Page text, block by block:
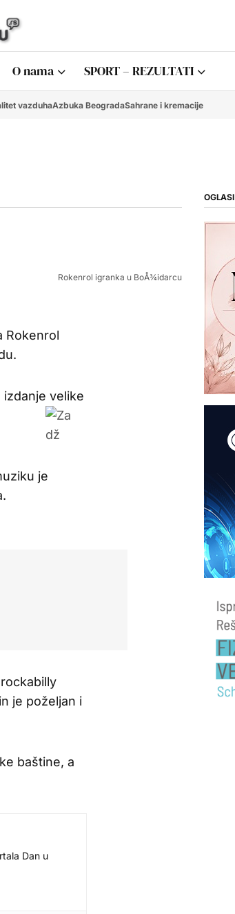
O nama SPORT – REZULTATI
vazduhaAzbuka BeogradaSahrane i kremacije
Rokenrol igranka u BoÅ¾idarcu
Rokenrol
velike
je
je poželjan i
baštine, a
Dan u
OGLASI